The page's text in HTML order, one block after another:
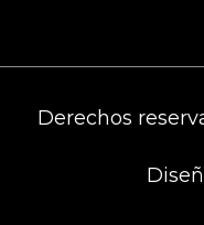
Derechos